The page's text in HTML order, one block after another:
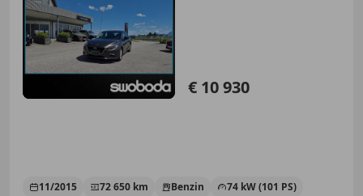
€ 10 930
11/2015 72 650 km Benzin
74 kW (101 PS)